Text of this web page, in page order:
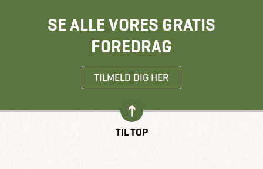
SE ALLE VORES GRATIS
FOREDRAG
TILMELD DIG HER
TIL TOP